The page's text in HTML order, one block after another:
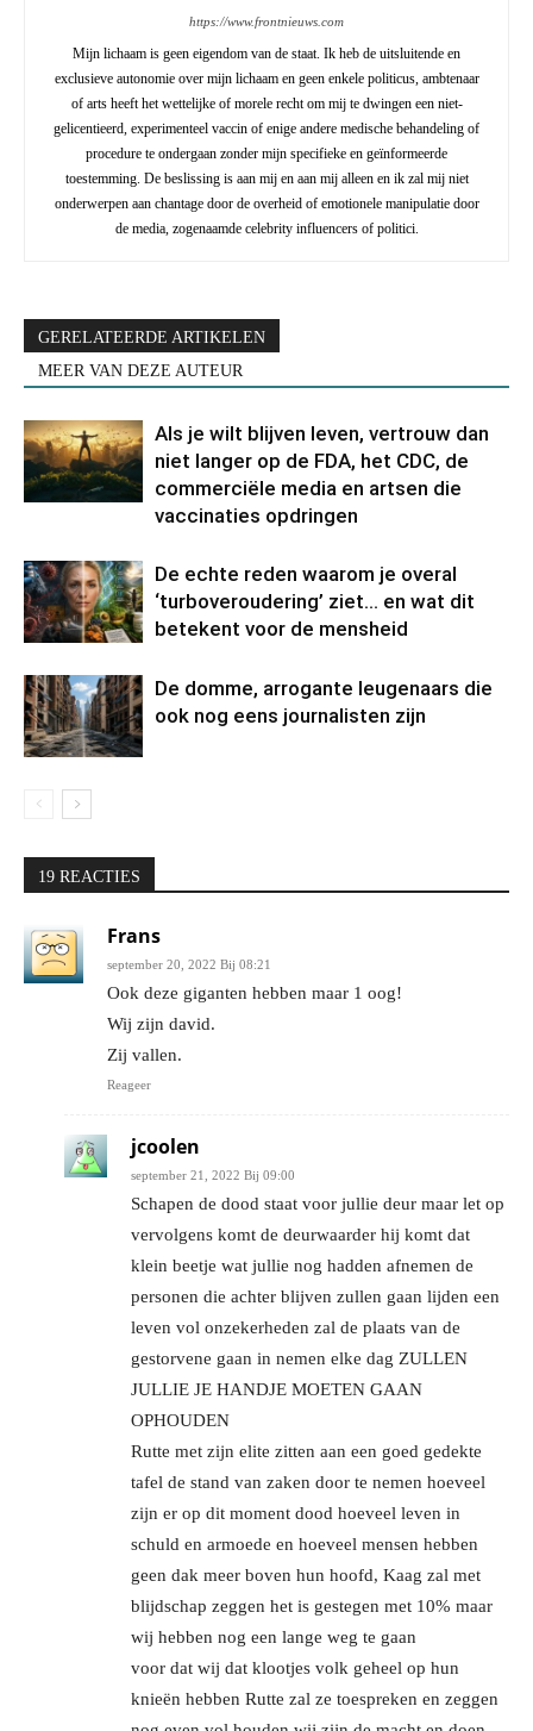
https://www.frontnieuws.com
Mijn lichaam is geen eigendom van de staat. Ik heb de uitsluitende en
exclusieve autonomie over mijn lichaam en geen enkele politicus, ambtenaar
of arts heeft het wettelijke of morele recht om mij te dwingen een niet-
gelicentieerd, experimenteel vaccin of enige andere medische behandeling of
procedure te ondergaan zonder mijn specifieke en geïnformeerde
toestemming. De beslissing is aan mij en aan mij alleen en ik zal mij niet
onderwerpen aan chantage door de overheid of emotionele manipulatie door
de media, zogenaamde celebrity influencers of politici.
GERELATEERDE ARTIKELEN
MEER VAN DEZE AUTEUR
Als je wilt blijven leven, vertrouw dan
niet langer op de FDA, het CDC, de
commerciële media en artsen die
vaccinaties opdringen
De echte reden waarom je overal
‘turboveroudering’ ziet… en wat dit
betekent voor de mensheid
De domme, arrogante leugenaars die
ook nog eens journalisten zijn
19 REACTIES
Frans
september 20, 2022 Bij 08:21
Ook deze giganten hebben maar 1 oog!
Wij zijn david.
Zij vallen.
Reageer
jcoolen
september 21, 2022 Bij 09:00
Schapen de dood staat voor jullie deur maar let op
vervolgens komt de deurwaarder hij komt dat
klein beetje wat jullie nog hadden afnemen de
personen die achter blijven zullen gaan lijden een
leven vol onzekerheden zal de plaats van de
gestorvene gaan in nemen elke dag ZULLEN
JULLIE JE HANDJE MOETEN GAAN
OPHOUDEN
Rutte met zijn elite zitten aan een goed gedekte
tafel de stand van zaken door te nemen hoeveel
zijn er op dit moment dood hoeveel leven in
schuld en armoede en hoeveel mensen hebben
geen dak meer boven hun hoofd, Kaag zal met
blijdschap zeggen het is gestegen met 10% maar
wij hebben nog een lange weg te gaan
voor dat wij dat klootjes volk geheel op hun
knieën hebben Rutte zal ze toespreken en zeggen